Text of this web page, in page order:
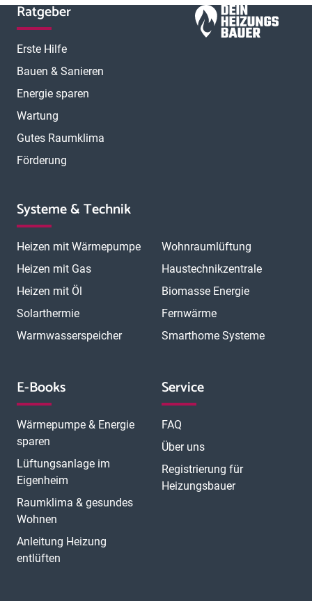
Ratgeber
Erste Hilfe
Bauen & Sanieren
Energie sparen
Wartung
Gutes Raumklima
Förderung
Systeme & Technik
Heizen mit Wärmepumpe
Heizen mit Gas
Heizen mit Öl
Solarthermie
Warmwasserspeicher
Wohnraumlüftung
Haustechnikzentrale
Biomasse Energie
Fernwärme
Smarthome Systeme
E-Books
Wärmepumpe & Energie
sparen
Lüftungsanlage im
Eigenheim
Raumklima & gesundes
Wohnen
Anleitung Heizung
entlüften
Service
FAQ
Über uns
Registrierung für
Heizungsbauer